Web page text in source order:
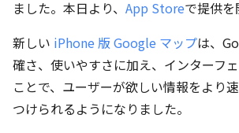
ました。本日より、 App Storeで提供を
新しい iPhone 版 Google マップは、
確さ、使いやすさに加え、インターフ
ことで、ユーザーが欲しい情報をより
つけられるようになりました。